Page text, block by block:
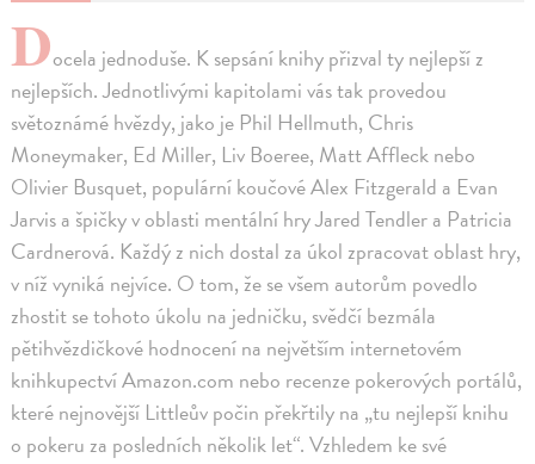
Docela jednoduše. K sepsání knihy přizval ty nejlepší z
nejlepších. Jednotlivými kapitolami vás tak provedou
světoznámé hvězdy, jako je Phil Hellmuth, Chris
Moneymaker, Ed Miller, Liv Boeree, Matt Affleck nebo
Olivier Busquet, populární koučové Alex Fitzgerald a Evan
Jarvis a špičky v oblasti mentální hry Jared Tendler a Patricia
Cardnerová. Každý z nich dostal za úkol zpracovat oblast hry,
v níž vyniká nejvíce. O tom, že se všem autorům povedlo
zhostit se tohoto úkolu na jedničku, svědčí bezmála
pětihvězdičkové hodnocení na největším internetovém
knihkupectví Amazon.com nebo recenze pokerových portálů,
které nejnovější Littleův počin překřtily na „tu nejlepší knihu
o pokeru za posledních několik let“. Vzhledem ke své